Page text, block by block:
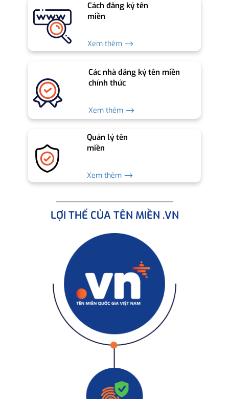
Cách đăng ký tên
miền
Xem thêm ⟶
Các nhà đăng ký tên miền
chính thức
Xem thêm ⟶
Quản lý tên
miền
Xem thêm ⟶
LỢI THẾ CỦA TÊN MIỀN .VN